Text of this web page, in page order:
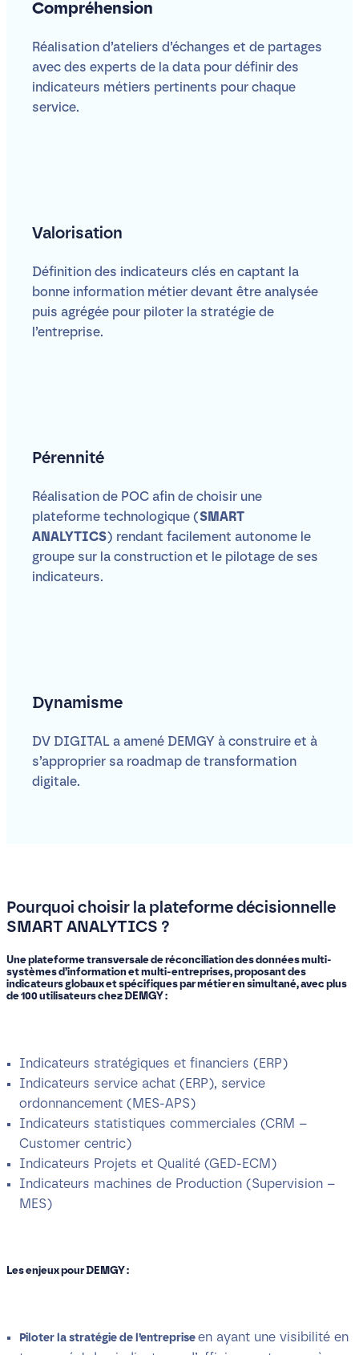
Compréhension
Réalisation d’ateliers d’échanges et de partages
avec des experts de la data pour définir des
indicateurs métiers pertinents pour chaque
service.
Valorisation
Définition des indicateurs clés en captant la
bonne information métier devant être analysée
puis agrégée pour piloter la stratégie de
l’entreprise.
Pérennité
Réalisation de POC afin de choisir une
plateforme technologique (SMART
ANALYTICS) rendant facilement autonome le
groupe sur la construction et le pilotage de ses
indicateurs.
Dynamisme
DV DIGITAL a amené DEMGY à construire et à
s’approprier sa roadmap de transformation
digitale.
Pourquoi choisir la plateforme décisionnelle
SMART ANALYTICS ?
Une plateforme transversale de réconciliation des données multi-
systèmes d’information et multi-entreprises, proposant des
indicateurs globaux et spécifiques par métier en simultané, avec plus
de 100 utilisateurs chez DEMGY :
Indicateurs stratégiques et financiers (ERP)
Indicateurs service achat (ERP), service
ordonnancement (MES-APS)
Indicateurs statistiques commerciales (CRM –
Customer centric)
Indicateurs Projets et Qualité (GED-ECM)
Indicateurs machines de Production (Supervision –
MES)
Les enjeux pour DEMGY :
Piloter la stratégie de l’entreprise en ayant une visibilité en